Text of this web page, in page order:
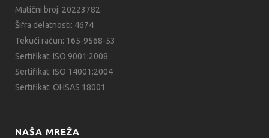
Matični broj: 20223782
Šifra delatnosti: 4674
Tekući račun: 165-9568-53
Sertifikat: ISO 9001:2008
Sertifikat: ISO 14001:2004
Sertifikat: OHSAS 18001
NAŠA MREŽA